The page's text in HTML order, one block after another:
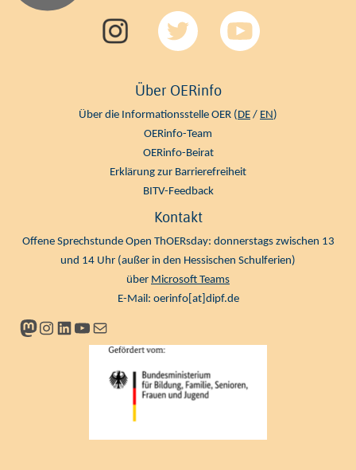
Über OERinfo
Über die Informationsstelle OER (DE / EN)
OERinfo-Team
OERinfo-Beirat
Erklärung zur Barrierefreiheit
BITV-Feedback
Kontakt
Offene Sprechstunde Open ThOERsday: donnerstags zwischen 13
und 14 Uhr (außer in den Hessischen Schulferien)
über Microsoft Teams
E-Mail: oerinfo[at]dipf.de
Mastodon
Instagram
LinkedIn
YouTube
Newsletter